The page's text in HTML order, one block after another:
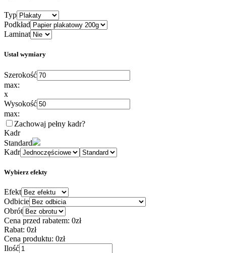
Typ
Podkład
Laminat
Ustal wymiary
Szerokość
max:
x
Wysokość
max:
Zachowaj pełny kadr?
Kadr
Standard
Kadr
Wybierz efekty
Efekt
Odbicie
Obrót
Cena przed rabatem: 0zł
Rabat: 0zł
Cena produktu: 0zł
Ilość